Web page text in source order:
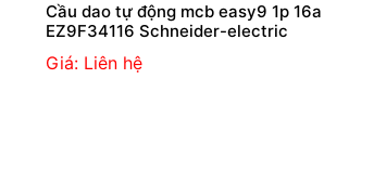
Cầu dao tự động mcb easy9 1p 16a
EZ9F34116 Schneider-electric
Giá: Liên hệ